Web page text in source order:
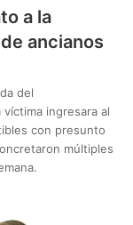
a la
ancianos
del
ingresara al
con presunto
múltiples